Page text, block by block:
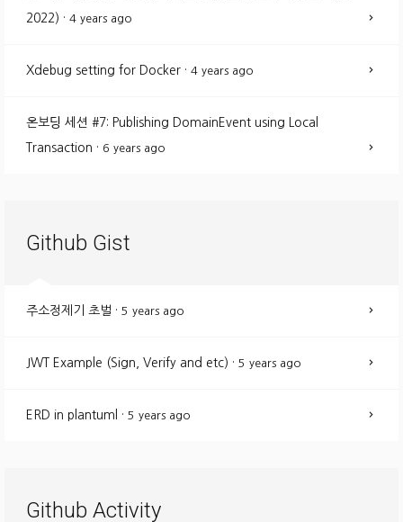
2022) · 4 years ago
Xdebug setting for Docker · 4 years ago
온보딩 세션 #7: Publishing DomainEvent using Local
Transaction · 6 years ago
Github Gist
주소정제기 초벌 · 5 years ago
JWT Example (Sign, Verify and etc) · 5 years ago
ERD in plantuml · 5 years ago
Github Activity